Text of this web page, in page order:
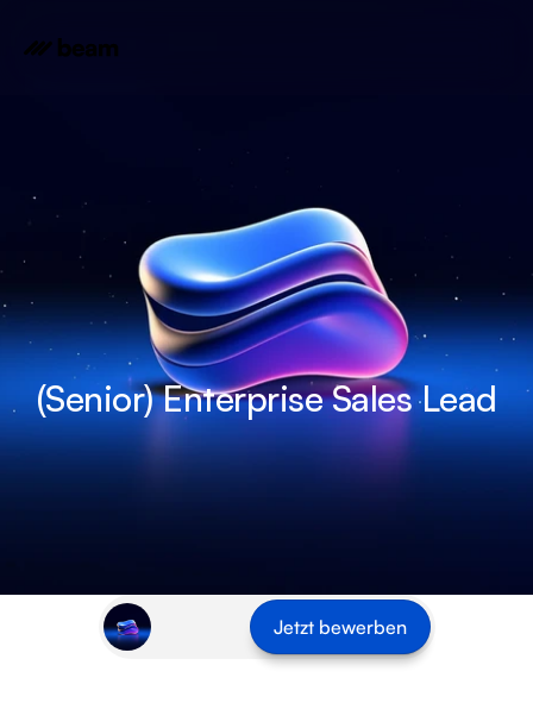
(Senior) Enterprise Sales Lead
Jetzt bewerben